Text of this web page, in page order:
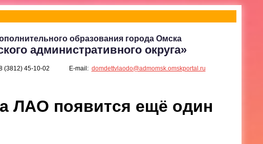
образования города Омска
административного округа»
(3812) 45-10-02 E-mail: domdettvlaodo@admomsk.omskportal.ru
ЛАО появится ещё один